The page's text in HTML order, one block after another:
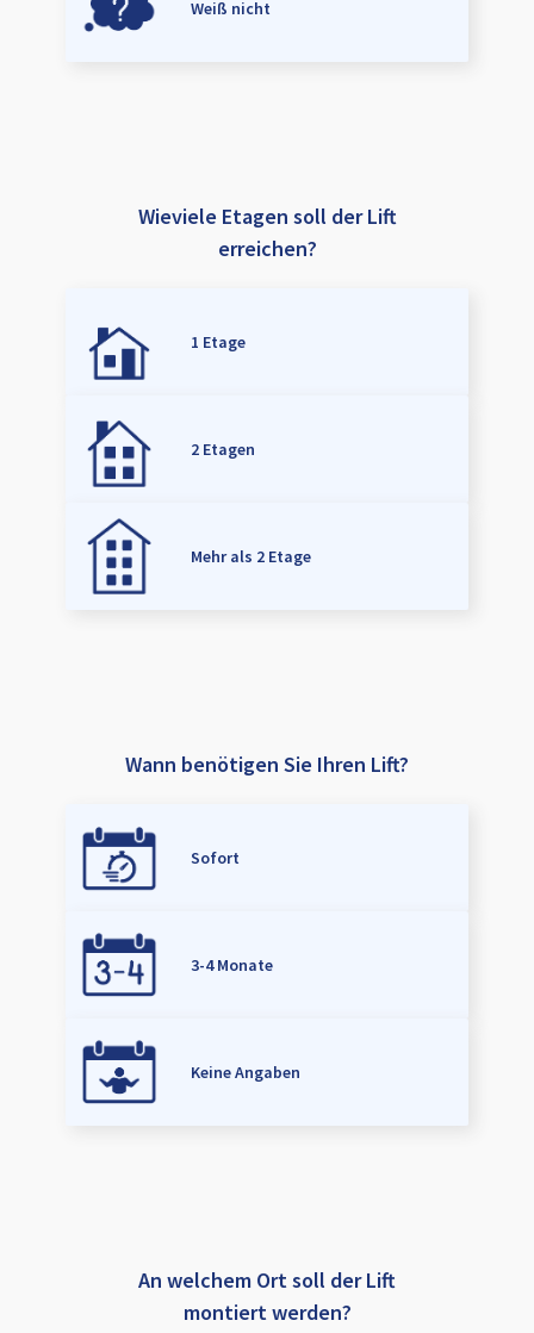
Weiß nicht
Wieviele Etagen soll der Lift
erreichen?
1 Etage
2 Etagen
Mehr als 2 Etage
Wann benötigen Sie Ihren Lift?
Sofort
3-4 Monate
Keine Angaben
An welchem Ort soll der Lift
montiert werden?